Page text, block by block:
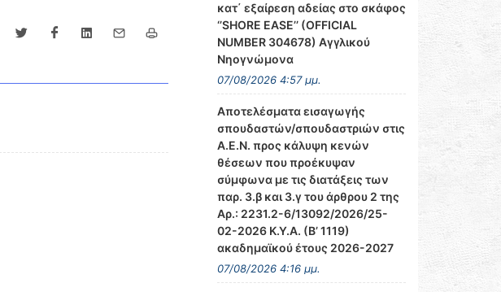
κατ΄ εξαίρεση αδείας στο σκάφος
‘’SHORE EASE’’ (OFFICIAL
NUMBER 304678) Αγγλικού
Νηογνώμονα
07/08/2026 4:57 μμ.
Αποτελέσματα εισαγωγής
σπουδαστών/σπουδαστριών στις
Α.Ε.Ν. προς κάλυψη κενών
θέσεων που προέκυψαν
σύμφωνα με τις διατάξεις των
παρ. 3.β και 3.γ του άρθρου 2 της
Αρ.: 2231.2-6/13092/2026/25-
02-2026 Κ.Υ.Α. (Β’ 1119)
ακαδημαϊκού έτους 2026-2027
07/08/2026 4:16 μμ.